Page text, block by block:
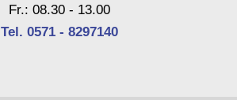
Fr.: 08.30 - 13.00
Tel. 0571 - 8297140